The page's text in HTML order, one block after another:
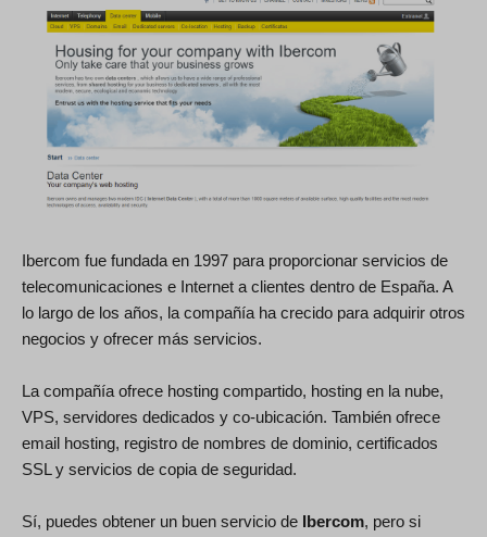
Ibercom fue fundada en 1997 para proporcionar servicios de
telecomunicaciones e Internet a clientes dentro de España. A
lo largo de los años, la compañía ha crecido para adquirir otros
negocios y ofrecer más servicios.
La compañía ofrece hosting compartido, hosting en la nube,
VPS, servidores dedicados y co-ubicación. También ofrece
email hosting, registro de nombres de dominio, certificados
SSL y servicios de copia de seguridad.
Sí, puedes obtener un buen servicio de Ibercom, pero si